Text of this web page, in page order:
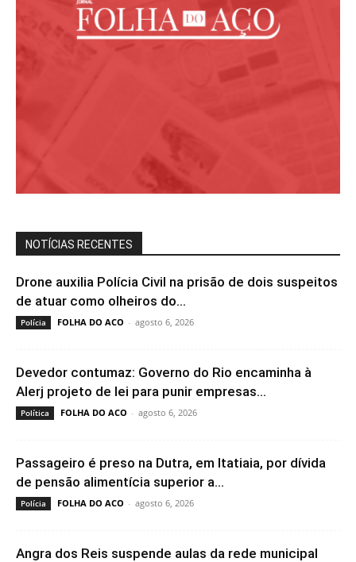
NOTÍCIAS RECENTES
Drone auxilia Polícia Civil na prisão de dois suspeitos
de atuar como olheiros do...
Polícia FOLHA DO ACO - agosto 6, 2026
Devedor contumaz: Governo do Rio encaminha à
Alerj projeto de lei para punir empresas...
Política FOLHA DO ACO - agosto 6, 2026
Passageiro é preso na Dutra, em Itatiaia, por dívida
de pensão alimentícia superior a...
Polícia FOLHA DO ACO - agosto 6, 2026
Angra dos Reis suspende aulas da rede municipal